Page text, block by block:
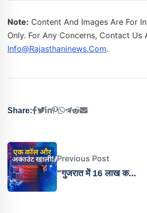
Note: Content And Images Are For
Only. For Any Concerns, Contact Us
Info@rajasthaninews.com.
Share:
Previous Post
"गुजरात में 16 लाख क...